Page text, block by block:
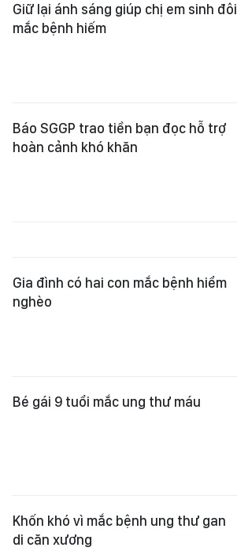
Giữ lại ánh sáng giúp chị em sinh đôi
mắc bệnh hiếm
Báo SGGP trao tiền bạn đọc hỗ trợ
hoàn cảnh khó khăn
Gia đình có hai con mắc bệnh hiểm
nghèo
Bé gái 9 tuổi mắc ung thư máu
Khốn khó vì mắc bệnh ung thư gan
di căn xương